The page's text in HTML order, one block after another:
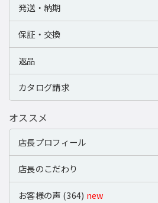
発送・納期
保証・交換
返品
カタログ請求
オススメ
店長プロフィール
店長のこだわり
お客様の声 (364) new